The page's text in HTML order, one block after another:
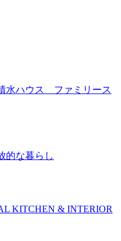
水ハウス ファミリース
的な暮らし
KITCHEN & INTERIOR